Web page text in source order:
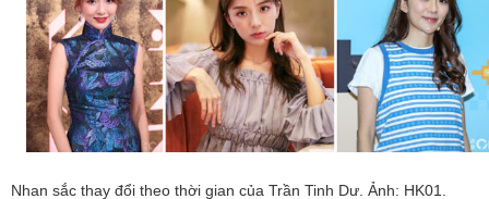
Nhan sắc thay đổi theo thời gian của Trần Tinh Dư. Ảnh: HK01.